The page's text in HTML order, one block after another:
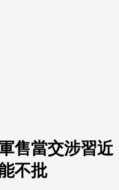
售當交涉習近
不批